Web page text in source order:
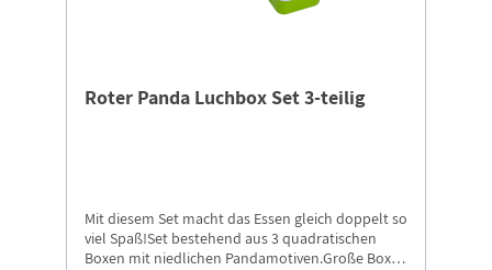
Roter Panda Luchbox Set 3-teilig
Mit diesem Set macht das Essen gleich doppelt so
viel Spaß!Set bestehend aus 3 quadratischen
Boxen mit niedlichen Pandamotiven.Große Box: